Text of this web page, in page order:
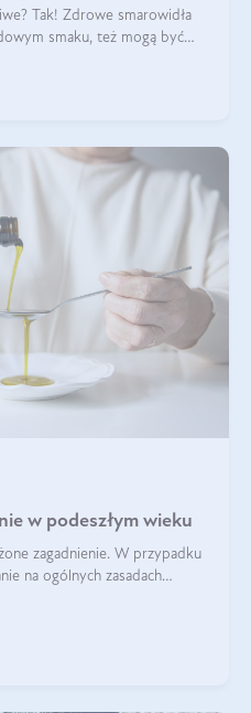
Tak! Zdrowe smarowidła
smaku, też mogą być
w podeszłym wieku
zagadnienie. W przypadku
na ogólnych zasadach